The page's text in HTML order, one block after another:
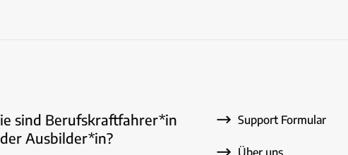
sind Berufskraftfahrer*in
Ausbilder*in?
Support Formular
Über uns